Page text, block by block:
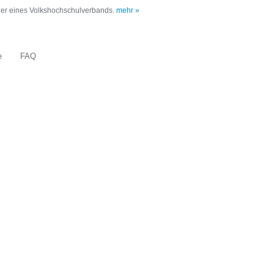
eines Volkshochschulverbands. mehr »
FAQ